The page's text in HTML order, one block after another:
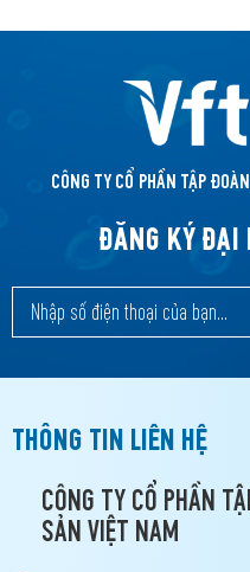
CÔNG TY CỔ PHẦN TẬP
ĐĂNG KÝ ĐẠI
THÔNG TIN LIÊN HỆ
CÔNG TY CỔ PHẦN
SẢN VIỆT NAM